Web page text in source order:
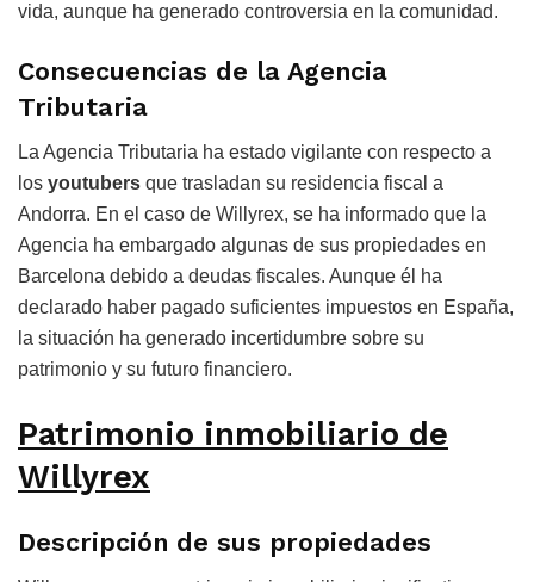
vida, aunque ha generado controversia en la comunidad.
Consecuencias de la Agencia
Tributaria
La Agencia Tributaria ha estado vigilante con respecto a
los youtubers que trasladan su residencia fiscal a
Andorra. En el caso de Willyrex, se ha informado que la
Agencia ha embargado algunas de sus propiedades en
Barcelona debido a deudas fiscales. Aunque él ha
declarado haber pagado suficientes impuestos en España,
la situación ha generado incertidumbre sobre su
patrimonio y su futuro financiero.
Patrimonio inmobiliario de
Willyrex
Descripción de sus propiedades